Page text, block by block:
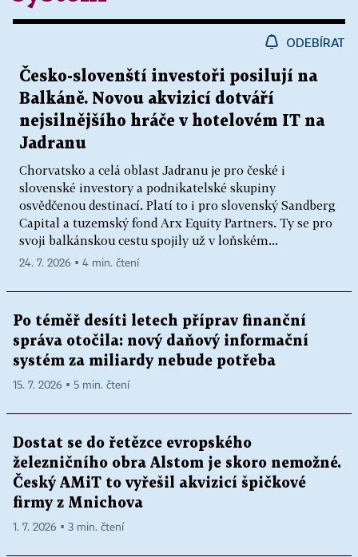
ODEBÍRAT
Česko-slovenští investoři posilují na
Balkáně. Novou akvizicí dotváří
nejsilnějšího hráče v hotelovém IT na
Jadranu
Chorvatsko a celá oblast Jadranu je pro české i
slovenské investory a podnikatelské skupiny
osvědčenou destinací. Platí to i pro slovenský Sandberg
Capital a tuzemský fond Arx Equity Partners. Ty se pro
svoji balkánskou cestu spojily už v loňském...
24. 7. 2026 ▪ 4 min. čtení
Po téměř desíti letech příprav finanční
správa otočila: nový daňový informační
systém za miliardy nebude potřeba
15. 7. 2026 ▪ 5 min. čtení
Dostat se do řetězce evropského
železničního obra Alstom je skoro nemožné.
Český AMiT to vyřešil akvizicí špičkové
firmy z Mnichova
1. 7. 2026 ▪ 3 min. čtení